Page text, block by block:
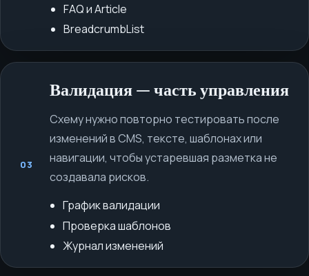
FAQ и Article
BreadcrumbList
03
Валидация — часть управления
Схему нужно повторно тестировать после
изменений в CMS, тексте, шаблонах или
навигации, чтобы устаревшая разметка не
создавала рисков.
График валидации
Проверка шаблонов
Журнал изменений